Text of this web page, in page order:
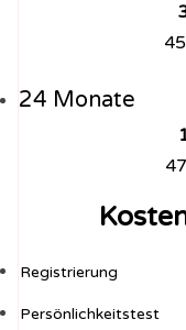
24 Monate
Registrierung
Persönlichkeitstest